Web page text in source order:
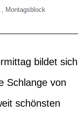
, Montagsblock
bildet sich
Schlange von
schönsten